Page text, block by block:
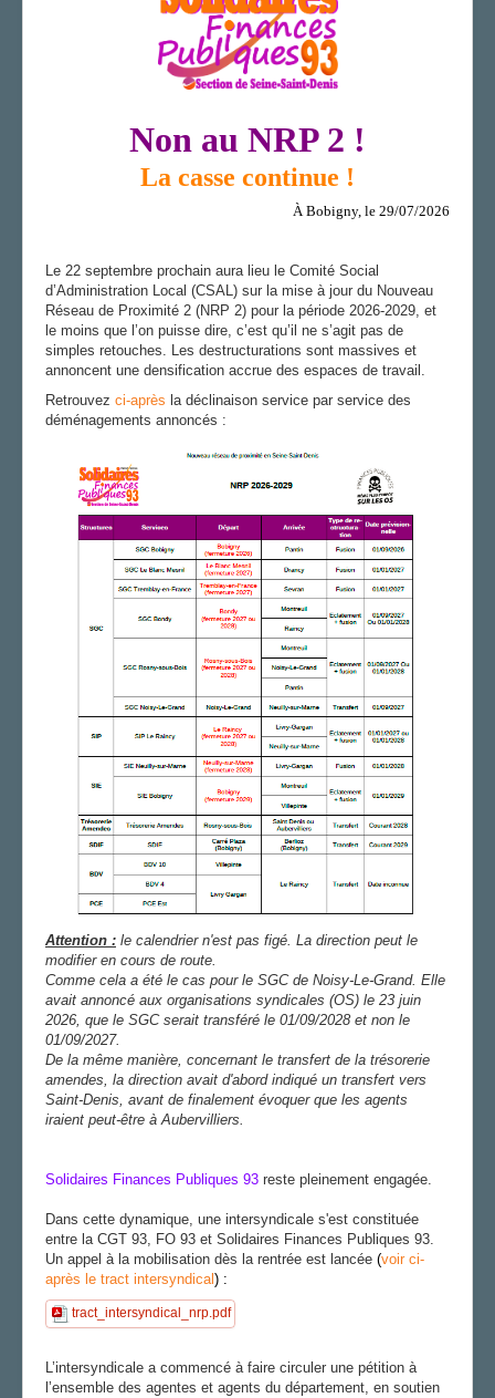
Non au NRP 2 !
La casse continue !
À Bobigny, le 29/07/2026
Le 22 septembre prochain aura lieu le Comité Social
d’Administration Local (CSAL) sur la mise à jour du Nouveau
Réseau de Proximité 2 (NRP 2) pour la période 2026-2029, et
le moins que l’on puisse dire, c’est qu’il ne s’agit pas de
simples retouches. Les destructurations sont massives et
annoncent une densification accrue des espaces de travail.
Retrouvez ci-après la déclinaison service par service des
déménagements annoncés :
Attention : le calendrier n'est pas figé. La direction peut le
modifier en cours de route.
Comme cela a été le cas pour le SGC de Noisy-Le-Grand. Elle
avait annoncé aux organisations syndicales (OS) le 23 juin
2026, que le SGC serait transféré le 01/09/2028 et non le
01/09/2027.
De la même manière, concernant le transfert de la trésorerie
amendes, la direction avait d'abord indiqué un transfert vers
Saint-Denis, avant de finalement évoquer que les agents
iraient peut-être à Aubervilliers.
Solidaires Finances Publiques 93 reste pleinement engagée.
Dans cette dynamique, une intersyndicale s'est constituée
entre la CGT 93, FO 93 et Solidaires Finances Publiques 93.
Un appel à la mobilisation dès la rentrée est lancée (voir ci-
après le tract intersyndical) :
tract_intersyndical_nrp.pdf
L’intersyndicale a commencé à faire circuler une pétition à
l’ensemble des agentes et agents du département, en soutien